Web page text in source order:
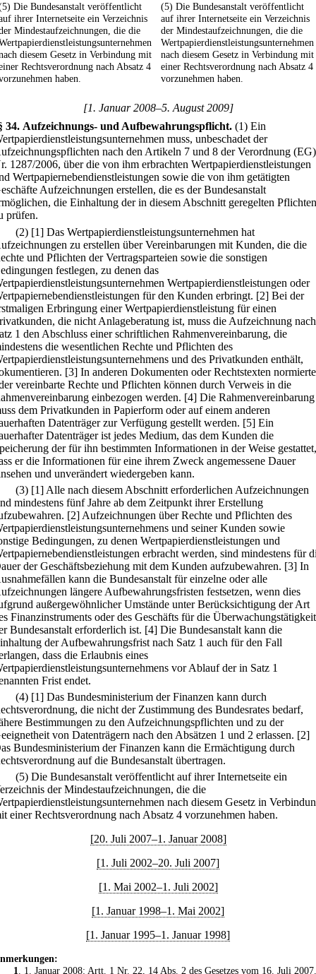
Die Bundesanstalt veröffentlicht
ihrer Internetseite ein Verzeichnis
Mindestaufzeichnungen, die die
diesem Gesetz in Verbindung mit
Rechtsverordnung nach Absatz 4
haben.
(5) Die Bundesanstalt veröffentlicht
auf ihrer Internetseite ein Verzeichnis
der Mindestaufzeichnungen, die die
Wertpapierdienstleistungsunternehmen
nach diesem Gesetz in Verbindung mit
einer Rechtsverordnung nach Absatz 4
vorzunehmen haben.
[1. Januar 2008–5. August 2009]
34. Aufzeichnungs- und Aufbewahrungspflicht. (1) Ein
muss, unbeschadet der
nach den Artikeln 7 und 8 der Verordnung (EG)
1287/2006, über die von ihm erbrachten Wertpapierdienstleistungen
Wertpapiernebendienstleistungen sowie die von ihm getätigten
Aufzeichnungen erstellen, die es der Bundesanstalt
die Einhaltung der in diesem Abschnitt geregelten Pflichten
prüfen.
(2) [1] Das Wertpapierdienstleistungsunternehmen hat
zu erstellen über Vereinbarungen mit Kunden, die die
und Pflichten der Vertragsparteien sowie die sonstigen
festlegen, zu denen das
Wertpapierdienstleistungen oder
für den Kunden erbringt. [2] Bei der
Erbringung einer Wertpapierdienstleistung für einen
die nicht Anlageberatung ist, muss die Aufzeichnung nach
1 den Abschluss einer schriftlichen Rahmenvereinbarung, die
die wesentlichen Rechte und Pflichten des
und des Privatkunden enthält,
[3] In anderen Dokumenten oder Rechtstexten normierte
vereinbarte Rechte und Pflichten können durch Verweis in die
einbezogen werden. [4] Die Rahmenvereinbarung
dem Privatkunden in Papierform oder auf einem anderen
Datenträger zur Verfügung gestellt werden. [5] Ein
Datenträger ist jedes Medium, das dem Kunden die
der für ihn bestimmten Informationen in der Weise gestattet,
er die Informationen für eine ihrem Zweck angemessene Dauer
und unverändert wiedergeben kann.
(3) [1] Alle nach diesem Abschnitt erforderlichen Aufzeichnungen
mindestens fünf Jahre ab dem Zeitpunkt ihrer Erstellung
[2] Aufzeichnungen über Rechte und Pflichten des
und seiner Kunden sowie
Bedingungen, zu denen Wertpapierdienstleistungen und
erbracht werden, sind mindestens für
der Geschäftsbeziehung mit dem Kunden aufzubewahren. [3] In
kann die Bundesanstalt für einzelne oder alle
längere Aufbewahrungsfristen festsetzen, wenn dies
außergewöhnlicher Umstände unter Berücksichtigung der Art
Finanzinstruments oder des Geschäfts für die Überwachungstätigkeit
Bundesanstalt erforderlich ist. [4] Die Bundesanstalt kann die
der Aufbewahrungsfrist nach Satz 1 auch für den Fall
dass die Erlaubnis eines
vor Ablauf der in Satz 1
Frist endet.
(4) [1] Das Bundesministerium der Finanzen kann durch
die nicht der Zustimmung des Bundesrates bedarf,
Bestimmungen zu den Aufzeichnungspflichten und zu der
von Datenträgern nach den Absätzen 1 und 2 erlassen. [2]
Bundesministerium der Finanzen kann die Ermächtigung durch
auf die Bundesanstalt übertragen.
(5) Die Bundesanstalt veröffentlicht auf ihrer Internetseite ein
der Mindestaufzeichnungen, die die
nach diesem Gesetz in
einer Rechtsverordnung nach Absatz 4 vorzunehmen haben.
[20. Juli 2007–1. Januar 2008]
[1. Juli 2002–20. Juli 2007]
[1. Mai 2002–1. Juli 2002]
[1. Januar 1998–1. Mai 2002]
[1. Januar 1995–1. Januar 1998]
1. 1. Januar 2008: Artt. 1 Nr. 22, 14 Abs. 2 des Gesetzes vom 16. Juli 2007.